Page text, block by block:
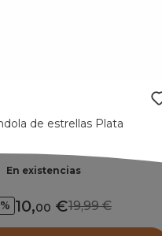
de estrellas Plata
En existencias
10,00 19,99